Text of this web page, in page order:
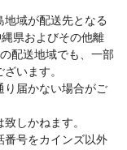
ンナイ、ノーリツ
域が配送先となる
県およびその他離
配送地域でも、一部
います。
り届かない場合がご
しかねます。
番号をカインズ以外